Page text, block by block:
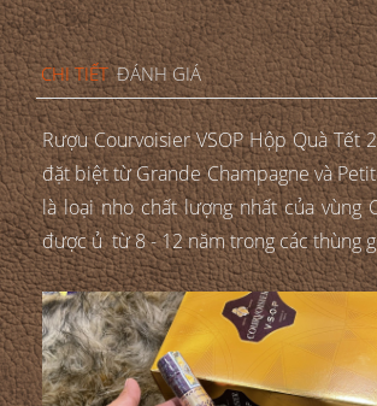
CHI TIẾT ĐÁNH GIÁ
Rượu Courvoisier VSOP Hộp Quà Tết
đặt biệt từ Grande Champagne và
là loại nho chất lượng nhất của vùng
được ủ từ 8 - 12 năm trong các thùng